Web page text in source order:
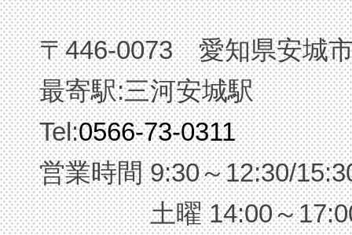
〒446-0073 愛知県安城
最寄駅:三河安城駅
Tel:0566-73-0311
営業時間 9:30～12:30/
土曜 14:00～